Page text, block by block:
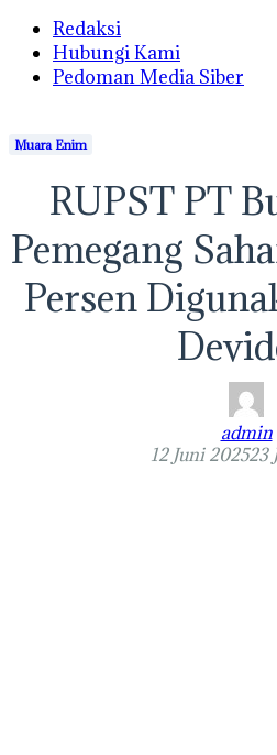
Redaksi
Hubungi Kami
Pedoman Media Siber
Muara Enim
RUPST PT
Pemegang
Persen
admin
12 Juni 202523